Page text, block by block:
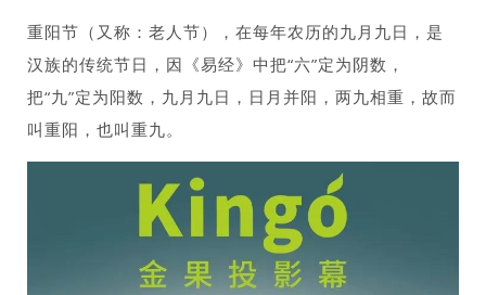
重阳节（又称：老人节），在每年农历的九月九日，是
汉族的传统节日，因《易经》中把“六”定为阴数，
把“九”定为阳数，九月九日，日月并阳，两九相重，故而
叫重阳，也叫重九。